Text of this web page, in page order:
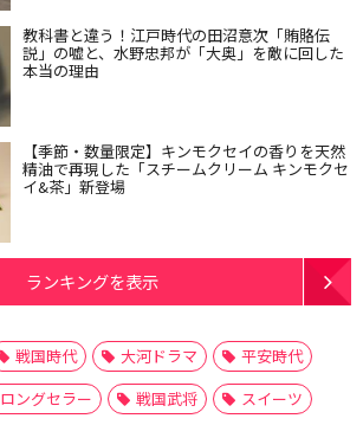
教科書と違う！江戸時代の田沼意次「賄賂伝
説」の嘘と、水野忠邦が「大奥」を敵に回した
本当の理由
【季節・数量限定】キンモクセイの香りを天然
精油で再現した「スチームクリーム キンモクセ
イ&茶」新登場
ランキングを表示
戦国時代 大河ドラマ
平安時代
ロングセラー 戦国武将
スイーツ